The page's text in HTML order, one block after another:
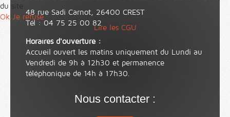
48 rue Sadi Carnot, 26400 CREST
Tél : 04 75 25 00 82
Horaires d'ouverture :
Accueil ouvert les matins uniquement du Lundi au
Vendredi de 9h à 12h30 et permanence
téléphonique de 14h à 17h30.
Nous contacter :
du site.
Ok Je refuse
Lire les CGU